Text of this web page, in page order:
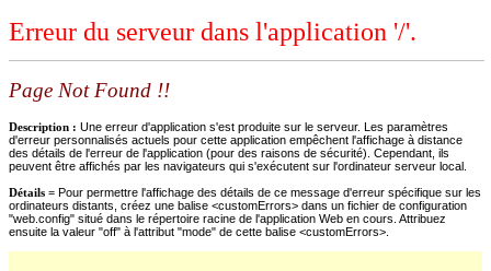
Erreur du serveur dans l'application '/'.
Page Not Found !!
Description : Une erreur d'application s'est produite sur le serveur. Les paramètres
d'erreur personnalisés actuels pour cette application empêchent l'affichage à distance
des détails de l'erreur de l'application (pour des raisons de sécurité). Cependant, ils
peuvent être affichés par les navigateurs qui s'exécutent sur l'ordinateur serveur local.
Détails = Pour permettre l'affichage des détails de ce message d'erreur spécifique sur les
ordinateurs distants, créez une balise <customErrors> dans un fichier de configuration
"web.config" situé dans le répertoire racine de l'application Web en cours. Attribuez
ensuite la valeur "off" à l'attribut "mode" de cette balise <customErrors>.